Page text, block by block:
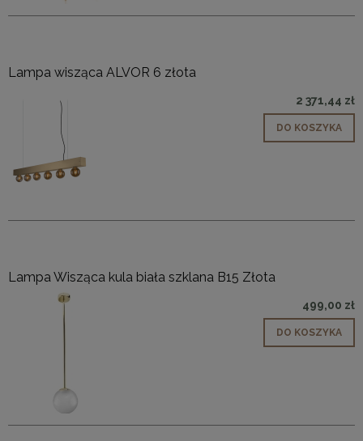
Lampa wisząca ALVOR 6 złota
2 371,44 zł
DO KOSZYKA
Lampa Wisząca kula biała szklana B15 Złota
499,00 zł
DO KOSZYKA